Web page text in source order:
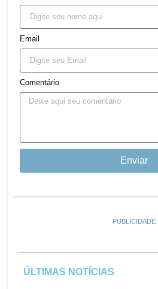
Email
Comentário
Enviar
PUBLICIDADE
ÚLTIMAS NOTÍCIAS